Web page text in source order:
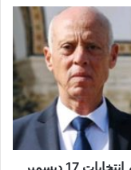
قيس سعيد يحسم في الجهة التي ستُنظم انتخابات 17 ديسمبر